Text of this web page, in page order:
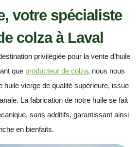
votre spécialiste
colza à Laval
privilégiée pour la vente d’huile
que producteur de colza, nous nous
huile vierge de qualité supérieure, issue
La fabrication de notre huile se fait
sans additifs, garantissant ainsi
en bienfaits.